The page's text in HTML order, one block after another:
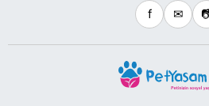
f ✉